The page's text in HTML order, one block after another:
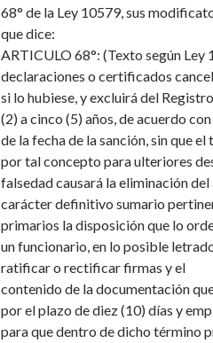
68° de la Ley 10579, sus
que dice:
ARTICULO 68°: (Texto según Ley
declaraciones o certificados
si lo hubiese, y excluirá del
(2) a cinco (5) años, de acuerdo
de la fecha de la sanción, sin que
por tal concepto para ulteriores
falsedad causará la eliminación
carácter definitivo sumario
primarios la disposición que lo
un funcionario, en lo posible
ratificar o rectificar firmas y el
contenido de la documentación
por el plazo de diez (10) días y
para que dentro de dicho término